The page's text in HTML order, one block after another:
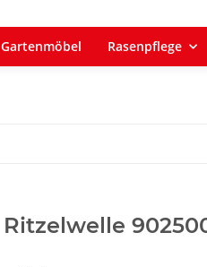
Gartenmöbel Rasenpflege
Ritzelwelle